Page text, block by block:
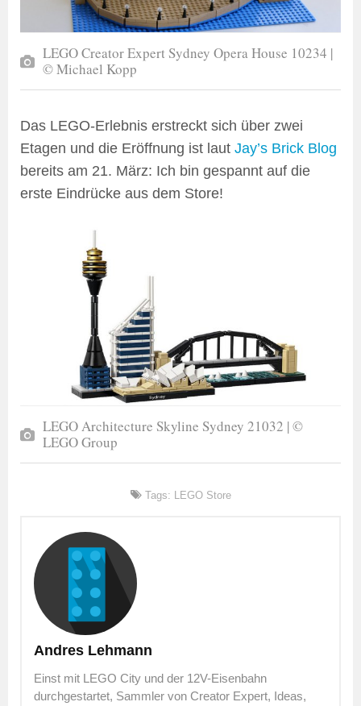
LEGO Creator Expert Sydney Opera House 10234 |
© Michael Kopp
Das LEGO-Erlebnis erstreckt sich über zwei
Etagen und die Eröffnung ist laut Jay’s Brick Blog
bereits am 21. März: Ich bin gespannt auf die
erste Eindrücke aus dem Store!
LEGO Architecture Skyline Sydney 21032 | ©
LEGO Group
Tags: LEGO Store
Andres Lehmann
Einst mit LEGO City und der 12V-Eisenbahn
durchgestartet, Sammler von Creator Expert, Ideas,